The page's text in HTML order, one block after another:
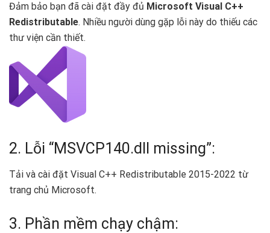
Đảm bảo bạn đã cài đặt đầy đủ Microsoft Visual C++
Redistributable. Nhiều người dùng gặp lỗi này do thiếu các
thư viện cần thiết.
2. Lỗi “MSVCP140.dll missing”:
Tải và cài đặt Visual C++ Redistributable 2015-2022 từ
trang chủ Microsoft.
3. Phần mềm chạy chậm: